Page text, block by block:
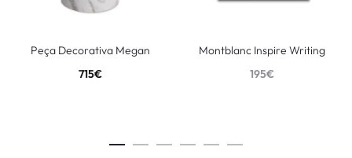
Peça Decorativa Megan
715€
Montblanc Inspire Writing
195€